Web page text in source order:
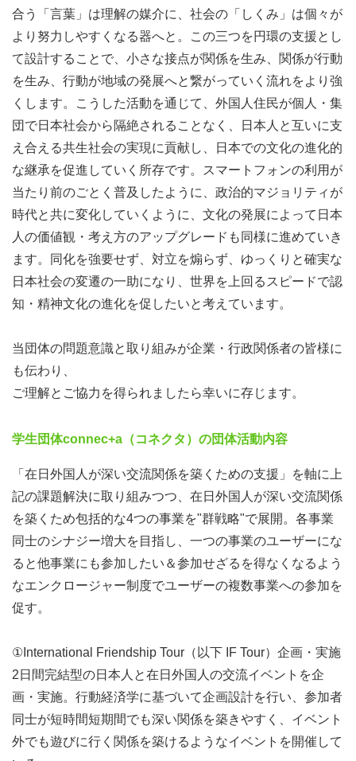
合う「言葉」は理解の媒介に、社会の「しくみ」は個々が
より努力しやすくなる器へと。この三つを円環の支援とし
て設計することで、小さな接点が関係を生み、関係が行動
を生み、行動が地域の発展へと繋がっていく流れをより強
くします。こうした活動を通じて、外国人住民が個人・集
団で日本社会から隔絶されることなく、日本人と互いに支
え合える共生社会の実現に貢献し、日本での文化の進化的
な継承を促進していく所存です。スマートフォンの利用が
当たり前のごとく普及したように、政治的マジョリティが
時代と共に変化していくように、文化の発展によって日本
人の価値観・考え方のアップグレードも同様に進めていき
ます。同化を強要せず、対立を煽らず、ゆっくりと確実な
日本社会の変遷の一助になり、世界を上回るスピードで認
知・精神文化の進化を促したいと考えています。
当団体の問題意識と取り組みが企業・行政関係者の皆様に
も伝わり、
ご理解とご協力を得られましたら幸いに存じます。
学生団体connec+a（コネクタ）の団体活動内容
「在日外国人が深い交流関係を築くための支援」を軸に上
記の課題解決に取り組みつつ、在日外国人が深い交流関係
を築くため包括的な4つの事業を"群戦略"で展開。各事業
同士のシナジー増大を目指し、一つの事業のユーザーにな
ると他事業にも参加したい＆参加せざるを得なくなるよう
なエンクロージャー制度でユーザーの複数事業への参加を
促す。
①International Friendship Tour（以下 IF Tour）企画・実施
2日間完結型の日本人と在日外国人の交流イベントを企
画・実施。行動経済学に基づいて企画設計を行い、参加者
同士が短時間短期間でも深い関係を築きやすく、イベント
外でも遊びに行く関係を築けるようなイベントを開催して